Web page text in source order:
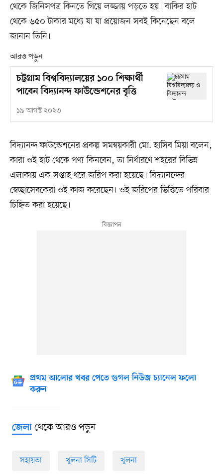
থেকে জিনিসপত্র কিনতে গিয়ে লজ্জায় পড়তে হয়। বাকির হাট
থেকে ৬৫০ টাকার মধ্যে যা যা প্রয়োজন সবই কিনেছেন বলে
জানান তিনি।
আরও পড়ুন
চট্টগ্রাম বিশ্ববিদ্যালয়ের ১০০ শিক্ষার্থী
পাবেন বিদ্যানন্দ ফাউন্ডেশনের বৃত্তি
১৯ আগস্ট ২০২৩
বিদ্যানন্দ ফাউন্ডেশনের প্রকল্প সমন্বয়কারী মো. হাসিব মিয়া বলেন,
কারা ওই হাট থেকে পণ্য কিনবেন, তা নির্ধারণে শহরের বিভিন্ন
এলাকায় এক সপ্তাহ ধরে জরিপ করা হয়েছে। বিদ্যানন্দের
স্বেচ্ছাসেবকেরা ওই কাজ করেছেন। ওই জরিপের ভিত্তিতে পরিবার
চিহ্নিত করা হয়েছে।
প্রথম আলোর খবর পেতে গুগল নিউজ চ্যানেল ফলো
করুন
জেলাথেকে আরও পড়ুন
সহায়তা খুলনা সিটি খুলনা